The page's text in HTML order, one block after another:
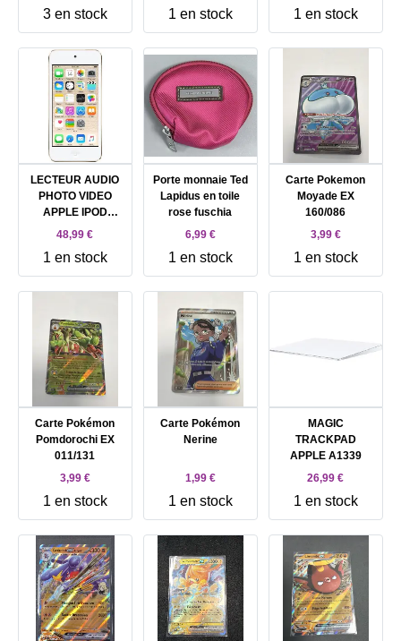
3 en stock 1 en stock 1 en stock
LECTEUR AUDIO
PHOTO VIDEO
APPLE IPOD
TOUCH 5 64GO
48,99 €
1 en stock
Porte monnaie Ted
Lapidus en toile
rose fuschia
6,99 €
1 en stock
Carte Pokemon
Moyade EX
160/086
3,99 €
1 en stock
Carte Pokémon
Pomdorochi EX
011/131
3,99 €
1 en stock
Carte Pokémon
Nerine
1,99 €
1 en stock
MAGIC
TRACKPAD
APPLE A1339
26,99 €
1 en stock